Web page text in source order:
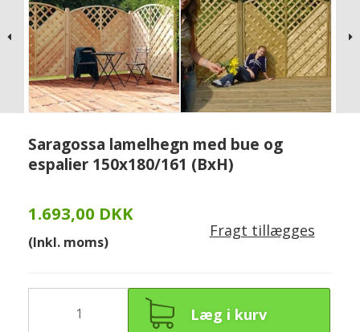
Saragossa lamelhegn med bue og
espalier 150x180/161 (BxH)
1.693,00 DKK
(Inkl. moms)
Fragt tillægges
Læg i kurv